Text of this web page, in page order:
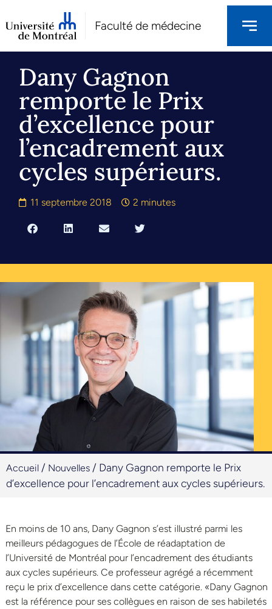
Faculté de médecine
Dany Gagnon
remporte le Prix
d’excellence pour
l’encadrement aux
cycles supérieurs.
11 septembre 2018 2 minutes
Accueil / Nouvelles / Dany Gagnon remporte le Prix
d’excellence pour l’encadrement aux cycles supérieurs.
En moins de 10 ans, Dany Gagnon s’est illustré parmi les
meilleurs pédagogues de l’École de réadaptation de
l’Université de Montréal pour l’encadrement des étudiants
aux cycles supérieurs. Ce professeur agrégé a récemment
reçu le prix d’excellence dans cette catégorie. «Dany Gagnon
est la référence pour ses collègues en raison de ses habiletés